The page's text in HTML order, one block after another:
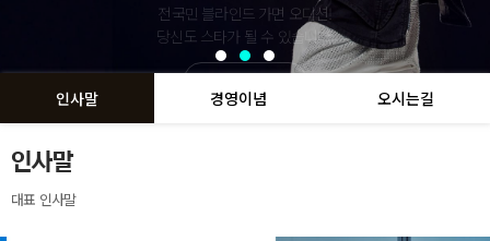
자세히보기
자세히보기
자세히보기
자세히보기
자세히보기
자세히보기
자세히보기
자세히보기
자세히보기
인사말 경영이념 오시는길
인사말
대표 인사말